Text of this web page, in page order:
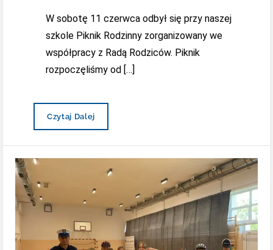
W sobotę 11 czerwca odbył się przy naszej
szkole Piknik Rodzinny zorganizowany we
współpracy z Radą Rodziców. Piknik
rozpoczęliśmy od […]
Za
Rodzinny
Czytaj Dalej